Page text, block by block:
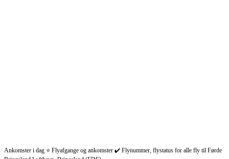
Ankomster i dag ⭐ Flyafgange og ankomster ✔️ Flynummer, flystatus for alle fly til Førde